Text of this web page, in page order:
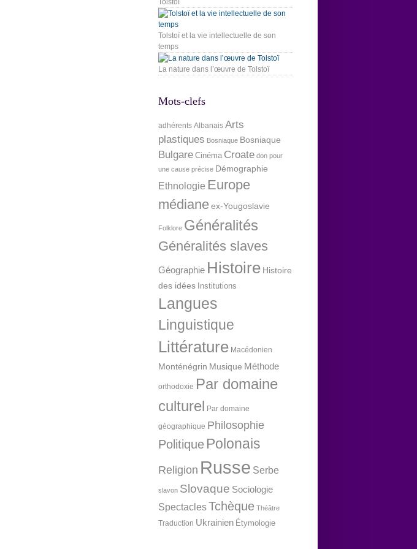
Tolstoï et la vie intellectuelle de son
temps
La nature dans l’œuvre de Tolstoï
Mots-clefs
adhérents Albanais Arts
plastiques Bosniaque Bosniaque
Bulgare Cinéma Croate don pour
une cause précise Démographie
Ethnologie Europe
médianeex-Yougoslavie
Folklore Généralités
Généralités slaves
Géographie Histoire Histoire
des idées Institutions
Langues
Linguistique
Littérature Macédonien
Monténégrin Musique Méthode
orthodoxie Par domaine
culturel Par domaine
géographique Philosophie
Politique Polonais
Religion Russe Serbe
slavon Slovaque Sociologie
SpectaclesTchèque Théâtre
Traduction Ukrainien Étymologie